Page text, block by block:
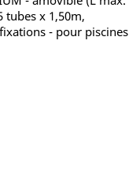
tubes x 1,50m,
- pour piscines